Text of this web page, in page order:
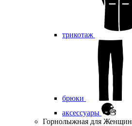
трикотаж
брюки
аксессуары
Горнолыжная для Женщин